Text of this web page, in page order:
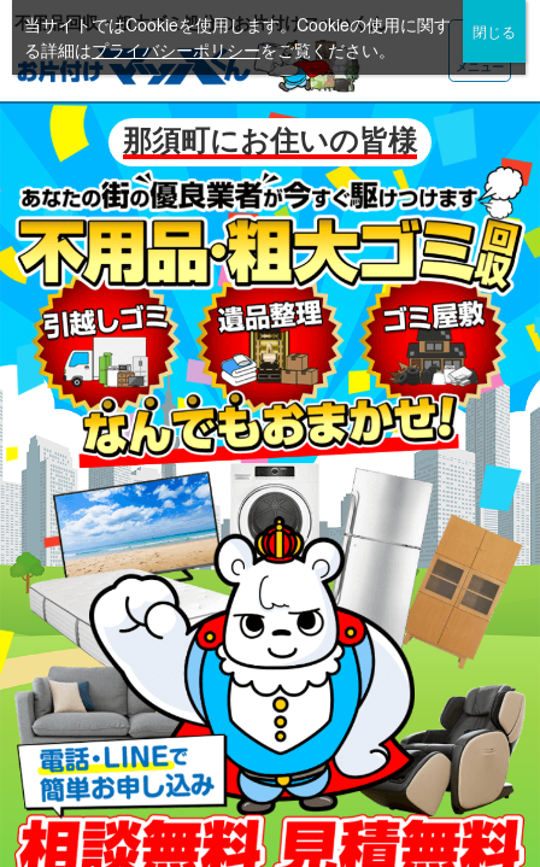
不用品回収・粗大ゴミ処分のお片付けマッハくん
メニュー
那須町にお住いの皆様
当サイトではCookieを使用します。Cookieの使用に関す
る詳細はプライバシーポリシーをご覧ください。